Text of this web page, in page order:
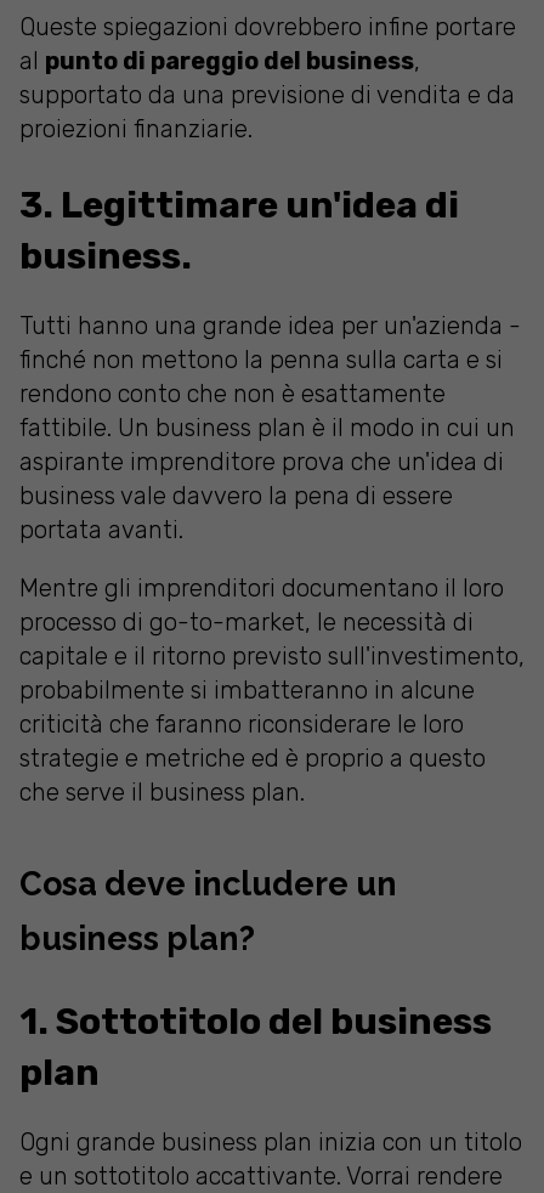
Queste spiegazioni dovrebbero infine portare
al punto di pareggio del business,
supportato da una previsione di vendita e da
proiezioni finanziarie.
3. Legittimare un'idea di
business.
Tutti hanno una grande idea per un'azienda -
finché non mettono la penna sulla carta e si
rendono conto che non è esattamente
fattibile. Un business plan è il modo in cui un
aspirante imprenditore prova che un'idea di
business vale davvero la pena di essere
portata avanti.
Mentre gli imprenditori documentano il loro
processo di go-to-market, le necessità di
capitale e il ritorno previsto sull'investimento,
probabilmente si imbatteranno in alcune
criticità che faranno riconsiderare le loro
strategie e metriche ed è proprio a questo
che serve il business plan.
Cosa deve includere un
business plan?
1. Sottotitolo del business
plan
Ogni grande business plan inizia con un titolo
e un sottotitolo accattivante. Vorrai rendere